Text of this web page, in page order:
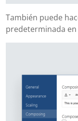
También puede
predeterminada